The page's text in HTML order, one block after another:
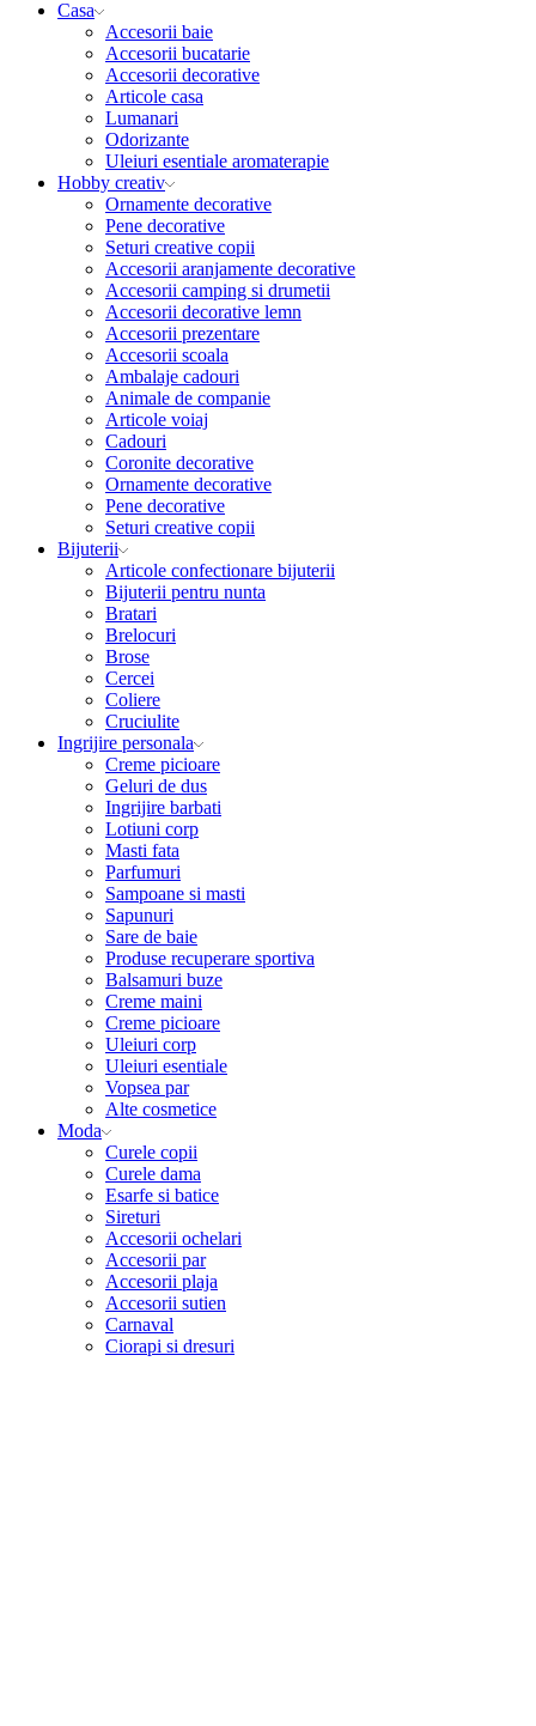
Casa
Accesorii baie
Accesorii bucatarie
Accesorii decorative
Articole casa
Lumanari
Odorizante
Uleiuri esentiale aromaterapie
Hobby creativ
Ornamente decorative
Pene decorative
Seturi creative copii
Accesorii aranjamente decorative
Accesorii camping si drumetii
Accesorii decorative lemn
Accesorii prezentare
Accesorii scoala
Ambalaje cadouri
Animale de companie
Articole voiaj
Cadouri
Coronite decorative
Ornamente decorative
Pene decorative
Seturi creative copii
Bijuterii
Articole confectionare bijuterii
Bijuterii pentru nunta
Bratari
Brelocuri
Brose
Cercei
Coliere
Cruciulite
Ingrijire personala
Creme picioare
Geluri de dus
Ingrijire barbati
Lotiuni corp
Masti fata
Parfumuri
Sampoane si masti
Sapunuri
Sare de baie
Produse recuperare sportiva
Balsamuri buze
Creme maini
Creme picioare
Uleiuri corp
Uleiuri esentiale
Vopsea par
Alte cosmetice
Moda
Curele copii
Curele dama
Esarfe si batice
Sireturi
Accesorii ochelari
Accesorii par
Accesorii plaja
Accesorii sutien
Carnaval
Ciorapi si dresuri